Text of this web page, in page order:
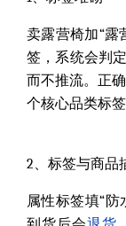
卖露营椅加“露
签，系统会判
而不推流。正
个核心品类标签
2、标签与商品
属性标签填“防